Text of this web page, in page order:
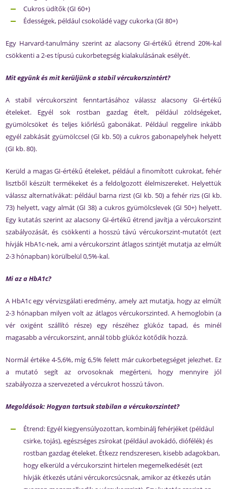
Cukros üdítők (GI 60+)
Édességek, például csokoládé vagy cukorka (GI 80+)
Egy Harvard-tanulmány szerint az alacsony GI-értékű étrend 20%-kal
csökkenti a 2-es típusú cukorbetegség kialakulásának esélyét.
Mit együnk és mit kerüljünk a stabil vércukorszintért?
A stabil vércukorszint fenntartásához válassz alacsony GI-értékű
ételeket. Egyél sok rostban gazdag ételt, például zöldségeket,
gyümölcsöket és teljes kiőrlésű gabonákat. Például reggelire inkább
egyél zabkását gyümölccsel (GI kb. 50) a cukros gabonapelyhek helyett
(GI kb. 80).
Kerüld a magas GI-értékű ételeket, például a finomított cukrokat, fehér
lisztből készült termékeket és a feldolgozott élelmiszereket. Helyettük
válassz alternatívákat: például barna rizst (GI kb. 50) a fehér rizs (GI kb.
73) helyett, vagy almát (GI 38) a cukros gyümölcslevek (GI 50+) helyett.
Egy kutatás szerint az alacsony GI-értékű étrend javítja a vércukorszint
szabályozását, és csökkenti a hosszú távú vércukorszint-mutatót (ezt
hívják HbA1c-nek, ami a vércukorszint átlagos szintjét mutatja az elmúlt
2-3 hónapban) körülbelül 0,5%-kal.
Mi az a HbA1c?
A HbA1c egy vérvizsgálati eredmény, amely azt mutatja, hogy az elmúlt
2-3 hónapban milyen volt az átlagos vércukorszinted. A hemoglobin (a
vér oxigént szállító része) egy részéhez glükóz tapad, és minél
magasabb a vércukorszint, annál több glükóz kötődik hozzá.
Normál értéke 4-5,6%, míg 6,5% felett már cukorbetegséget jelezhet. Ez
a mutató segít az orvosoknak megérteni, hogy mennyire jól
szabályozza a szervezeted a vércukrot hosszú távon.
Megoldások: Hogyan tartsuk stabilan a vércukorszintet?
Étrend: Egyél kiegyensúlyozottan, kombinálj fehérjéket (például
csirke, tojás), egészséges zsírokat (például avokádó, diófélék) és
rostban gazdag ételeket. Étkezz rendszeresen, kisebb adagokban,
hogy elkerüld a vércukorszint hirtelen megemelkedését (ezt
hívják étkezés utáni vércukorcsúcsnak, amikor az étkezés után